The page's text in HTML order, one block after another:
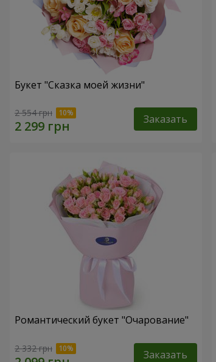
Букет "Сказка моей жизни"
2 554 грн Заказать
Романтический букет "Очарование"
2 332 грн Заказать